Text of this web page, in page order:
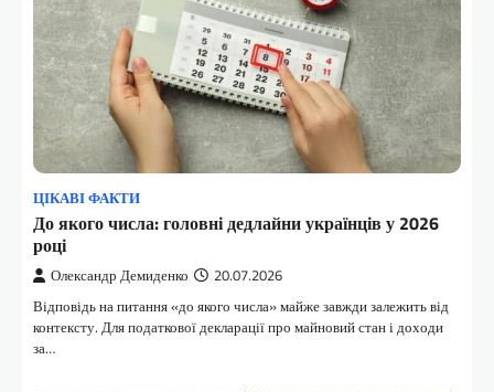
ЦІКАВІ ФАКТИ
До якого числа: головні дедлайни українців у 2026
році
Олександр Демиденко 20.07.2026
Відповідь на питання «до якого числа» майже завжди залежить від
контексту. Для податкової декларації про майновий стан і доходи
за…